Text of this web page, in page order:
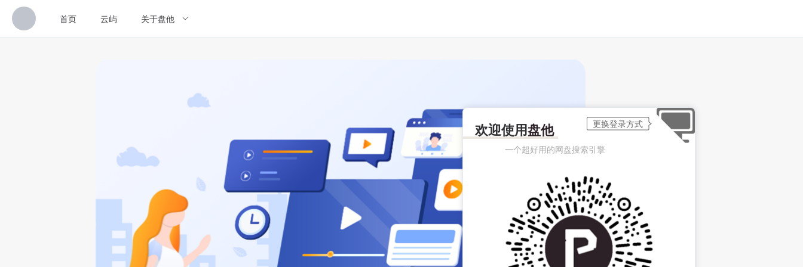
首页 云屿 关于盘他
欢迎使用盘他
一个超好用的网盘搜索引擎